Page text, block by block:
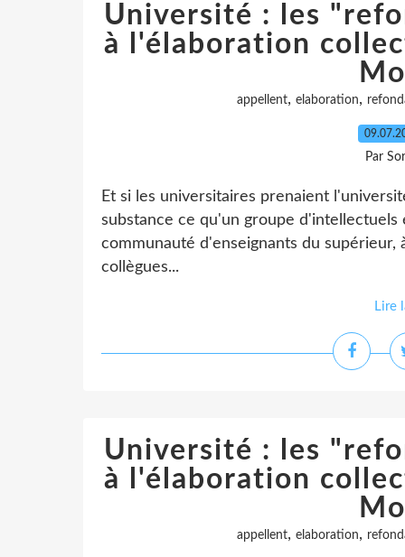
Université : les
à l'élaboration
appellent, elaboration,
Par
Et si les universitaires prenaient
substance ce qu'un groupe
communauté d'enseignants du
collègues...
Lire
Université : les
à l'élaboration
appellent, elaboration,